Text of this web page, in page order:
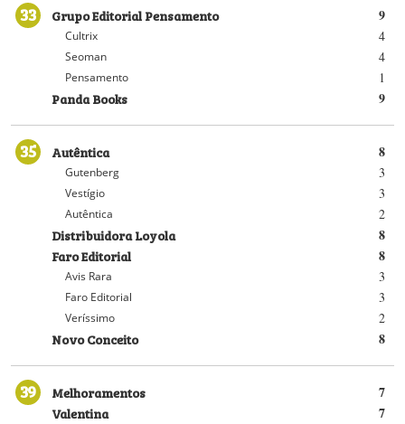
33 9
Grupo Editorial Pensamento
4
Cultrix
4
Seoman
1
Pensamento
9
Panda Books
35 8
Autêntica
3
Gutenberg
3
Vestígio
2
Autêntica
8
Distribuidora Loyola
8
Faro Editorial
3
Avis Rara
3
Faro Editorial
2
Veríssimo
8
Novo Conceito
39 7
Melhoramentos
7
Valentina